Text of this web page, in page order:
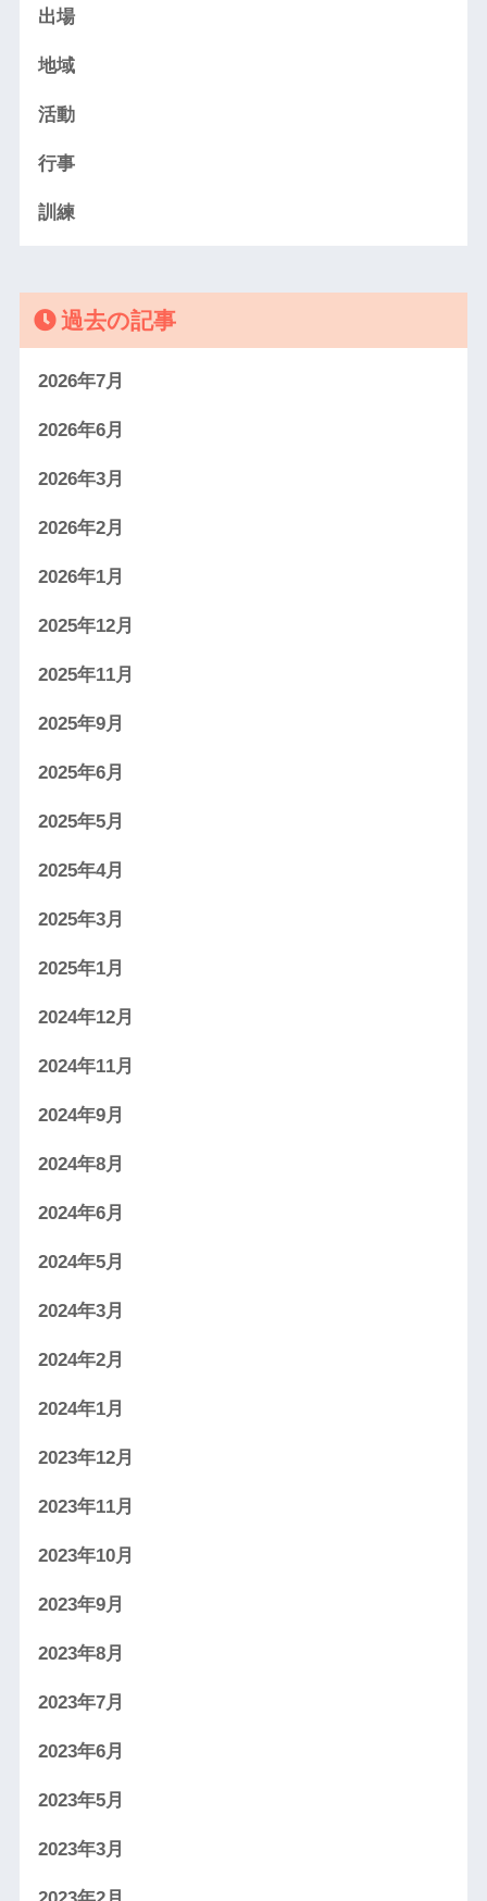
出場
地域
活動
行事
訓練
過去の記事
2026年7月
2026年6月
2026年3月
2026年2月
2026年1月
2025年12月
2025年11月
2025年9月
2025年6月
2025年5月
2025年4月
2025年3月
2025年1月
2024年12月
2024年11月
2024年9月
2024年8月
2024年6月
2024年5月
2024年3月
2024年2月
2024年1月
2023年12月
2023年11月
2023年10月
2023年9月
2023年8月
2023年7月
2023年6月
2023年5月
2023年3月